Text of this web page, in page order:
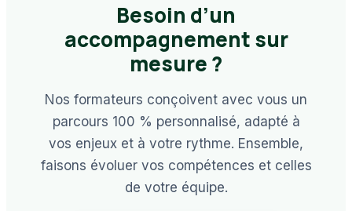
Besoin d’un
accompagnement sur
mesure ?
Nos formateurs conçoivent avec vous un
parcours 100 % personnalisé, adapté à
vos enjeux et à votre rythme. Ensemble,
faisons évoluer vos compétences et celles
de votre équipe.